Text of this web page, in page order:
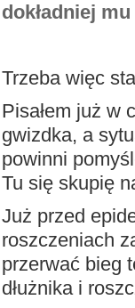
dokładniej
Trzeba więc
Pisałem już w
gwizdka, a
powinni
Tu się skupię
Już przed
roszczeniach
przerwać bieg
dłużnika i